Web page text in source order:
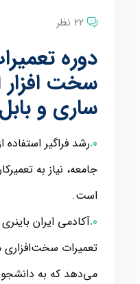
22 نظر
دوره
سخت افزار
ساری و
رشد فراگیر استفاده
جامعه، نیاز به
است.
آکادمی ایران
تعمیرات سخت‌افزاری
می‌دهد که به